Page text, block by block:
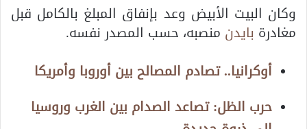
وكان البيت الأبيض وعد بإنفاق المبلغ بالكامل قبل
مغادرة بايدن منصبه، حسب المصدر نفسه.
أوكرانيا.. تصادم المصالح بين أوروبا وأمريكا
حرب الظل: تصاعد الصدام بين الغرب وروسيا